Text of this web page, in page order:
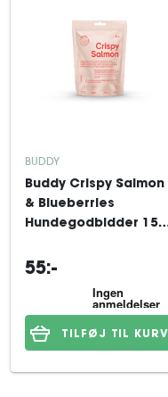
BUDDY
Buddy Crispy Salmon
& Blueberries
Hundegodbidder 150
55:-
TILFØJ TIL KURV